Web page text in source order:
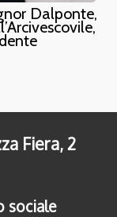
Dalponte,
Fiera, 2
sociale